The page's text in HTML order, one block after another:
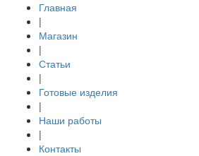
Главная
|
Магазин
|
Статьи
|
Готовые изделия
|
Наши работы
|
Контакты